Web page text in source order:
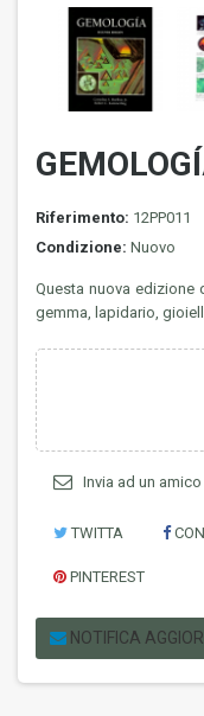
Riferimento: 12PP011
Condizione: Nuovo
Questa nuova edizione
gemma, lapidario,
Invia ad un amico
TWITTA
PINTEREST
NOTIFICA